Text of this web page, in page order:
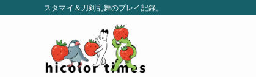
スタマイ＆刀剣乱舞のプレイ記録。